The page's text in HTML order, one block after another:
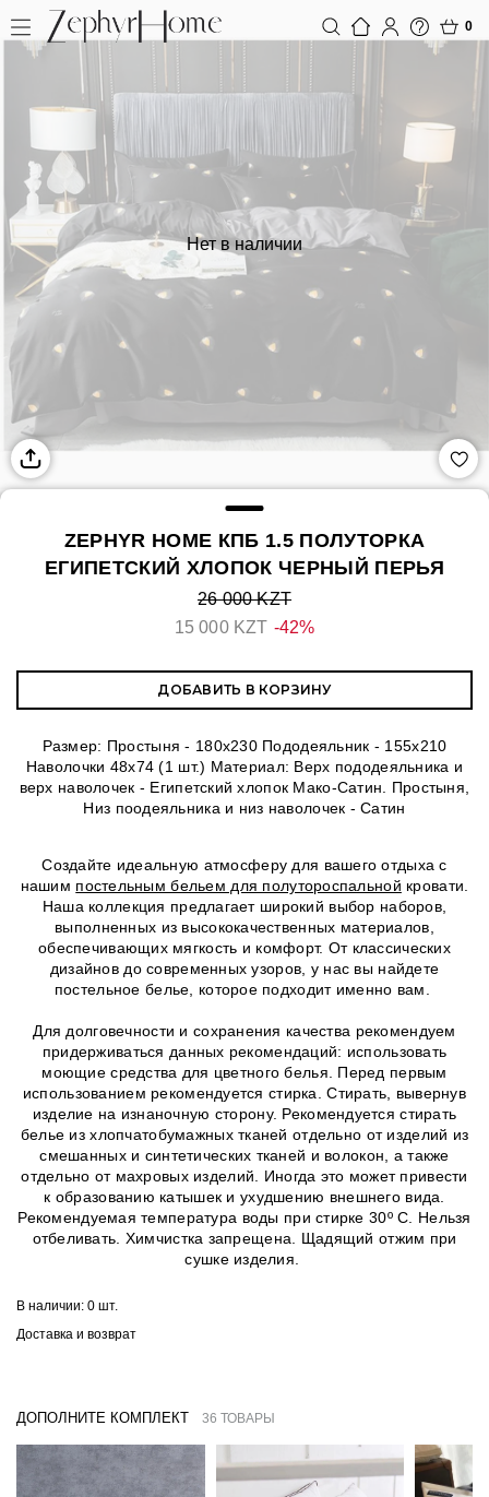
0
Нет в наличии
ZEPHYR HOME КПБ 1.5 ПОЛУТОРКА
ЕГИПЕТСКИЙ ХЛОПОК ЧЕРНЫЙ ПЕРЬЯ
26 000 KZT
15 000 KZT -42%
ДОБАВИТЬ В КОРЗИНУ
Размер: Простыня - 180x230 Пододеяльник - 155х210
Наволочки 48х74 (1 шт.) Материал: Верх пододеяльника и
верх наволочек - Египетский хлопок Мако-Сатин. Простыня,
Низ поодеяльника и низ наволочек - Сатин
Создайте идеальную атмосферу для вашего отдыха с
нашим постельным бельем для полутороспальной кровати.
Наша коллекция предлагает широкий выбор наборов,
выполненных из высококачественных материалов,
обеспечивающих мягкость и комфорт. От классических
дизайнов до современных узоров, у нас вы найдете
постельное белье, которое подходит именно вам.
Для долговечности и сохранения качества рекомендуем
придерживаться данных рекомендаций: использовать
моющие средства для цветного белья. Перед первым
использованием рекомендуется стирка. Стирать, вывернув
изделие на изнаночную сторону. Рекомендуется стирать
белье из хлопчатобумажных тканей отдельно от изделий из
смешанных и синтетических тканей и волокон, а также
отдельно от махровых изделий. Иногда это может привести
к образованию катышек и ухудшению внешнего вида.
Рекомендуемая температура воды при стирке 30º C. Нельзя
отбеливать. Химчистка запрещена. Щадящий отжим при
сушке изделия.
В наличии: 0 шт.
Доставка и возврат
ДОПОЛНИТЕ КОМПЛЕКТ 36 ТОВАРЫ